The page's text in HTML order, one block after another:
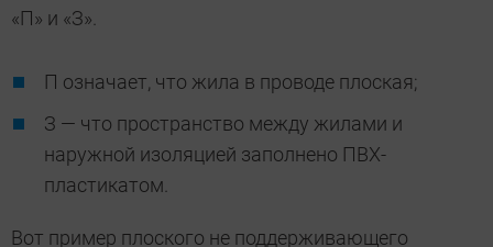
«П» и «З».
П означает, что жила в проводе плоская;
З — что пространство между жилами и
наружной изоляцией заполнено ПВХ-
пластикатом.
Вот пример плоского не поддерживающего